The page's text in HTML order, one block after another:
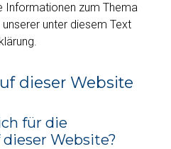
Informationen zum Thema
unter diesem Text
dieser Website
für die
Website?